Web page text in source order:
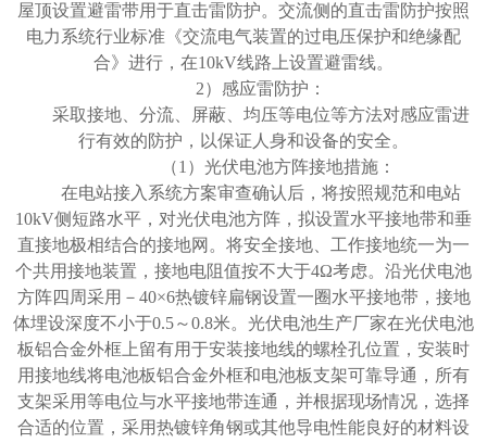
屋顶设置避雷带用于直击雷防护。交流侧的直击雷防护按照
电力系统行业标准《交流电气装置的过电压保护和绝缘配
合》进行，在10kV线路上设置避雷线。
2）感应雷防护：
采取接地、分流、屏蔽、均压等电位等方法对感应雷进
行有效的防护，以保证人身和设备的安全。
（1）光伏电池方阵接地措施：
在电站接入系统方案审查确认后，将按照规范和电站
10kV侧短路水平，对光伏电池方阵，拟设置水平接地带和垂
直接地极相结合的接地网。将安全接地、工作接地统一为一
个共用接地装置，接地电阻值按不大于4Ω考虑。沿光伏电池
方阵四周采用－40×6热镀锌扁钢设置一圈水平接地带，接地
体埋设深度不小于0.5～0.8米。光伏电池生产厂家在光伏电池
板铝合金外框上留有用于安装接地线的螺栓孔位置，安装时
用接地线将电池板铝合金外框和电池板支架可靠导通，所有
支架采用等电位与水平接地带连通，并根据现场情况，选择
合适的位置，采用热镀锌角钢或其他导电性能良好的材料设